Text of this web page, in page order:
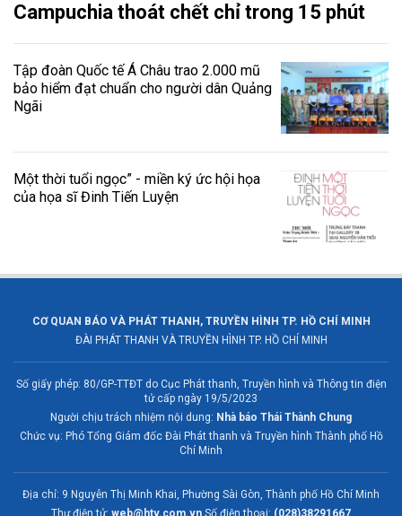
Campuchia thoát chết chỉ trong 15 phút
Tập đoàn Quốc tế Á Châu trao 2.000 mũ
bảo hiểm đạt chuẩn cho người dân Quảng
Ngãi
Một thời tuổi ngọc” - miền ký ức hội họa
của họa sĩ Đinh Tiến Luyện
CƠ QUAN BÁO VÀ PHÁT THANH, TRUYỀN HÌNH TP. HỒ CHÍ MINH
ĐÀI PHÁT THANH VÀ TRUYỀN HÌNH TP. HỒ CHÍ MINH
Số giấy phép: 80/GP-TTĐT do Cục Phát thanh, Truyền hình và Thông tin điện
tử cấp ngày 19/5/2023
Người chịu trách nhiệm nội dung: Nhà báo Thái Thành Chung
Chức vụ: Phó Tổng Giám đốc Đài Phát thanh và Truyền hình Thành phố Hồ
Chí Minh
Địa chỉ: 9 Nguyễn Thị Minh Khai, Phường Sài Gòn, Thành phố Hồ Chí Minh
Thư điện tử: web@htv.com.vn Số điện thoại: (028)38291667